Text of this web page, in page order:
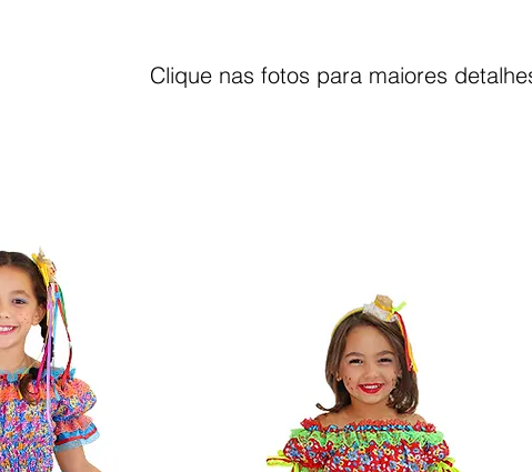
Clique nas fotos para maiores